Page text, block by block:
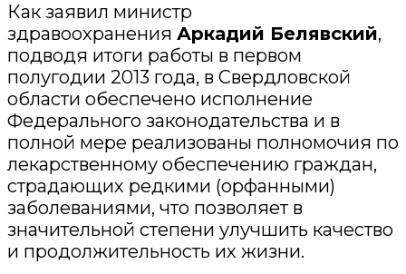
Как заявил министр
здравоохранения Аркадий Белявский,
подводя итоги работы в первом
полугодии 2013 года, в Свердловской
области обеспечено исполнение
Федерального законодательства и в
полной мере реализованы полномочия по
лекарственному обеспечению граждан,
страдающих редкими (орфанными)
заболеваниями, что позволяет в
значительной степени улучшить качество
и продолжительность их жизни.